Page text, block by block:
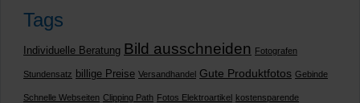
Tags
Individuelle Beratung Bild ausschneiden Fotografen
Stundensatz billige Preise Versandhandel Gute Produktfotos Gebinde
Schnelle Webseiten Clipping Path Fotos Elektroartikel kostensparende